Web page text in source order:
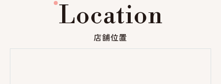
Location
店舗位置